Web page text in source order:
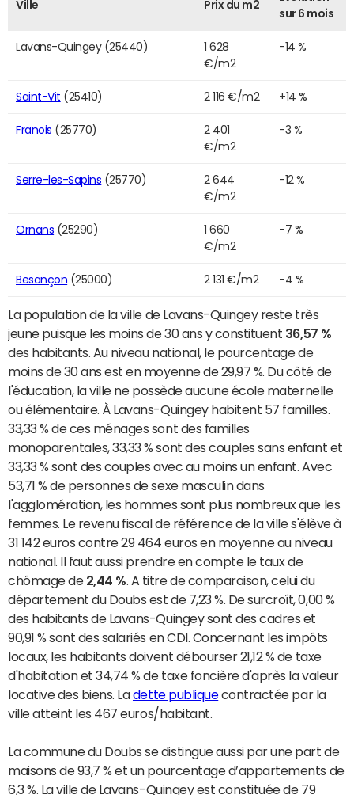
Ville Prix du m2
sur 6 mois
Lavans-Quingey (25440)
1 628
€/m2
-14 %
Saint-Vit (25410) 2 116 €/m2 +14 %
Franois (25770)
2 401
€/m2
-3 %
Serre-les-Sapins (25770)
2 644
€/m2
-12 %
Ornans (25290)
1 660
€/m2
-7 %
Besançon (25000) 2 131 €/m2 -4 %
La population de la ville de Lavans-Quingey reste très
jeune puisque les moins de 30 ans y constituent 36,57 %
des habitants. Au niveau national, le pourcentage de
moins de 30 ans est en moyenne de 29,97 %. Du côté de
l'éducation, la ville ne possède aucune école maternelle
ou élémentaire. À Lavans-Quingey habitent 57 familles.
33,33 % de ces ménages sont des familles
monoparentales, 33,33 % sont des couples sans enfant et
33,33 % sont des couples avec au moins un enfant. Avec
53,71 % de personnes de sexe masculin dans
l'agglomération, les hommes sont plus nombreux que les
femmes. Le revenu fiscal de référence de la ville s'élève à
31 142 euros contre 29 464 euros en moyenne au niveau
national. Il faut aussi prendre en compte le taux de
chômage de 2,44 % . A titre de comparaison, celui du
département du Doubs est de 7,23 %. De surcroît, 0,00 %
des habitants de Lavans-Quingey sont des cadres et
90,91 % sont des salariés en CDI. Concernant les impôts
locaux, les habitants doivent débourser 21,12 % de taxe
d'habitation et 34,74 % de taxe foncière d'après la valeur
locative des biens. Ladette publiquecontractée par la
ville atteint les 467 euros/habitant.
La commune du Doubs se distingue aussi par une part de
maisons de 93,7 % et un pourcentage d’appartements de
6,3 %. La ville de Lavans-Quingey est constituée de 79